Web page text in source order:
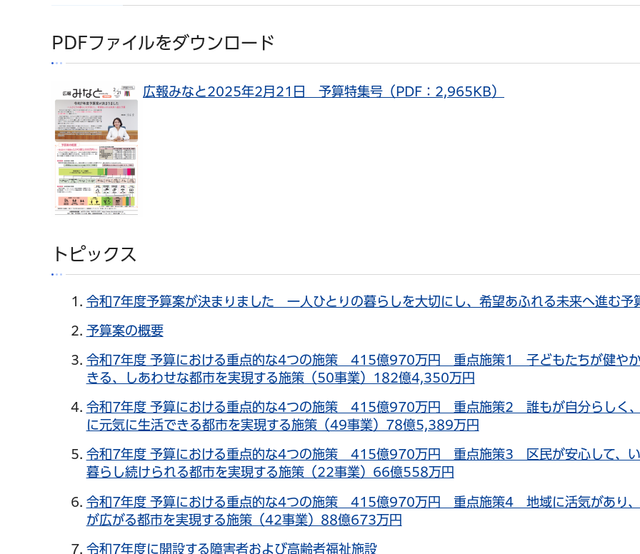
PDFファイルをダウンロード
広報みなと2025年2月21日 予算特集号（PDF：2,965KB）
トピックス
令和7年度予算案が決まりました 一人ひとりの暮らしを大切にし、希望あふれる未来へ進む予
予算案の概要
令和7年度 予算における重点的な4つの施策 415億970万円 重点施策1 子どもたちが健や
きる、しあわせな都市を実現する施策（50事業）182億4,350万円
令和7年度 予算における重点的な4つの施策 415億970万円 重点施策2 誰もが自分らしく
に元気に生活できる都市を実現する施策（49事業）78億5,389万円
令和7年度 予算における重点的な4つの施策 415億970万円 重点施策3 区民が安心して、
暮らし続けられる都市を実現する施策（22事業）66億558万円
令和7年度 予算における重点的な4つの施策 415億970万円 重点施策4 地域に活気があり
が広がる都市を実現する施策（42事業）88億673万円
令和7年度に開設する障害者および高齢者福祉施設